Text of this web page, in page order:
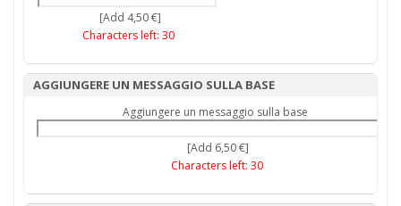
[Add 4,50 €]
Characters left: 30
AGGIUNGERE UN MESSAGGIO SULLA BASE
Aggiungere un messaggio sulla base
[Add 6,50 €]
Characters left: 30